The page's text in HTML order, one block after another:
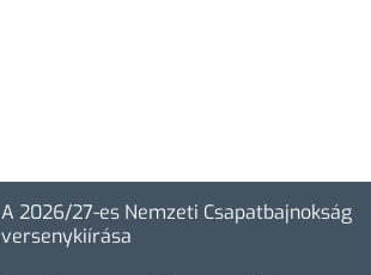
A 2026/27-es Nemzeti Csapatbajnokság
versenykiírása